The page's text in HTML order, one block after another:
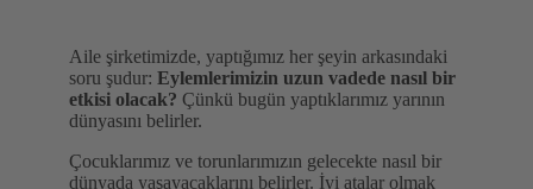
Aile şirketimizde, yaptığımız her şeyin arkasındaki
soru şudur: Eylemlerimizin uzun vadede nasıl bir
etkisi olacak? Çünkü bugün yaptıklarımız yarının
dünyasını belirler.
Çocuklarımız ve torunlarımızın gelecekte nasıl bir
dünyada yaşayacaklarını belirler. İyi atalar olmak